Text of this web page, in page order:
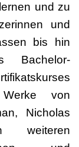
und zu
und
bis hin
Bachelor-
Werke von
Nicholas
weiteren